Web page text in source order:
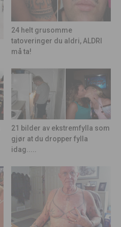
24 helt grusomme
tatoveringer du aldri, ALDRI
må ta!
21 bilder av ekstremfylla som
gjør at du dropper fylla
idag.....